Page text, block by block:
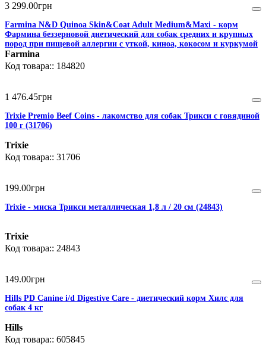
3 299.00грн
Farmina N&D Quinoa Skin&Coat Adult Medium&Maxi - корм
Фармина беззерновой диетический для собак средних и крупных
пород при пищевой аллергии с уткой, киноа, кокосом и куркумой
2,5 кг
Farmina
184820
1 476.45грн
Trixie Premio Beef Coins - лакомство для собак Трикси с говядиной
100 г (31706)
Trixie
31706
199.00грн
Trixie - миска Трикси металлическая 1,8 л / 20 см (24843)
Trixie
24843
149.00грн
Hills PD Canine i/d Digestive Care - диетический корм Хилс для
собак 4 кг
Hills
605845